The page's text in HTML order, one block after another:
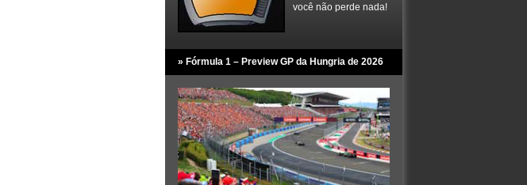
você não perde nada!
» Fórmula 1 – Preview GP da Hungria de 2026